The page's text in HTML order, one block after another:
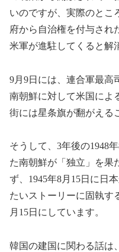
いのですが、実際のとこ
府から自治権を付与され
米軍が進駐してくると解
9月9日には、連合軍最高
南朝鮮に対して米国によ
街には星条旗が翻がえる
そうして、3年後の1948
た南朝鮮が「独立」を果
ず、1945年8月15日に日
たいストーリーに固執す
月15日にしています。
韓国の建国に関わる話は